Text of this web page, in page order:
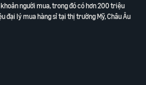
người mua, trong đó có hơn 200 triệu
đại lý mua hàng sỉ tại thị trường Mỹ, Châu Âu